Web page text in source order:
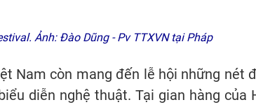
Ảnh: Đào Dũng - Pv TTXVN tại Pháp
Nam còn mang đến lễ hội những nét
diễn nghệ thuật. Tại gian hàng của